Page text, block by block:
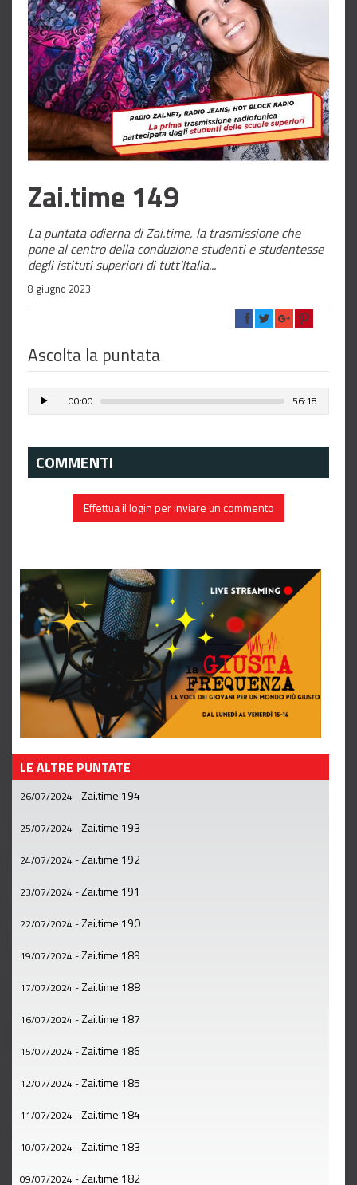
Zai.time 149
La puntata odierna di Zai.time, la trasmissione che
pone al centro della conduzione studenti e studentesse
degli istituti superiori di tutt'Italia...
8 giugno 2023
Ascolta la puntata
00:00 56:18
COMMENTI
Effettua il login per inviare un commento
LE ALTRE PUNTATE
26/07/2024 -Zai.time 194
25/07/2024 -Zai.time 193
24/07/2024 -Zai.time 192
23/07/2024 -Zai.time 191
22/07/2024 -Zai.time 190
19/07/2024 -Zai.time 189
17/07/2024 -Zai.time 188
16/07/2024 -Zai.time 187
15/07/2024 -Zai.time 186
12/07/2024 -Zai.time 185
11/07/2024 -Zai.time 184
10/07/2024 -Zai.time 183
09/07/2024 -Zai.time 182